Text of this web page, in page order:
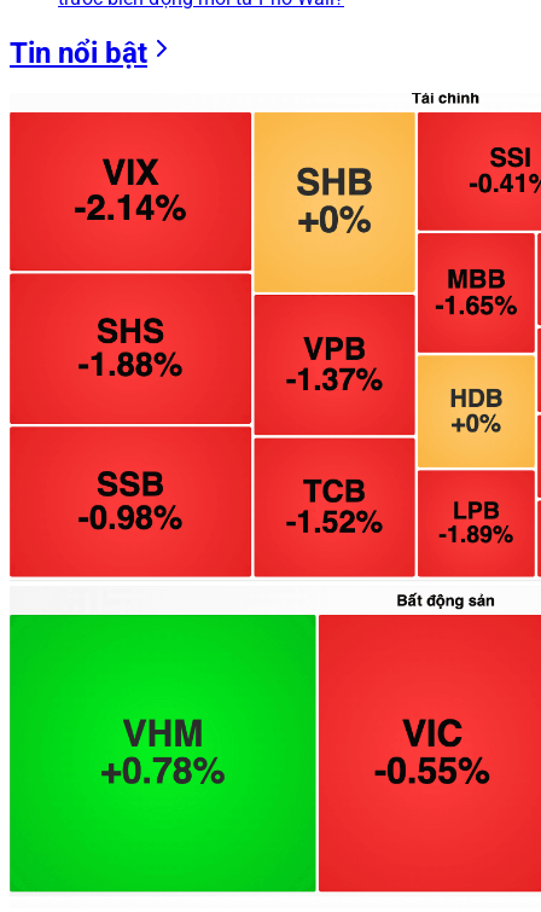
Tin nổi bật